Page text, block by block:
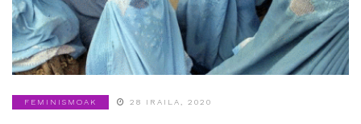
FEMINISMOAK 28 IRAILA, 2020